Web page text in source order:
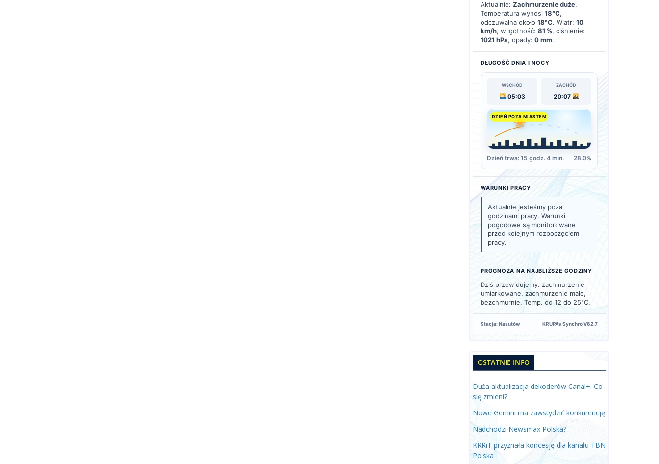
Aktualnie: Zachmurzenie duże.
Temperatura wynosi 18°C,
odczuwalna około 18°C. Wiatr: 10
km/h, wilgotność: 81 %, ciśnienie:
1021 hPa, opady: 0 mm.
DŁUGOŚĆ DNIA I NOCY
WSCHÓD
05:03
ZACHÓD
20:07
DZIEŃ POZA MIASTEM
Dzień trwa: 15 godz. 4 min. 28.0%
WARUNKI PRACY
Aktualnie jesteśmy poza
godzinami pracy. Warunki
pogodowe są monitorowane
przed kolejnym rozpoczęciem
pracy.
PROGNOZA NA NAJBLIŻSZE GODZINY
Dziś przewidujemy: zachmurzenie
umiarkowane, zachmurzenie małe,
bezchmurnie. Temp. od 12 do 25°C.
Stacja: Nasutów KRUPAs Synchro V62.7
OSTATNIE INFO
Duża aktualizacja dekoderów Canal+. Co
się zmieni?
Nowe Gemini ma zawstydzić konkurencję
Nadchodzi Newsmax Polska?
KRRiT przyznała koncesję dla kanału TBN
Polska